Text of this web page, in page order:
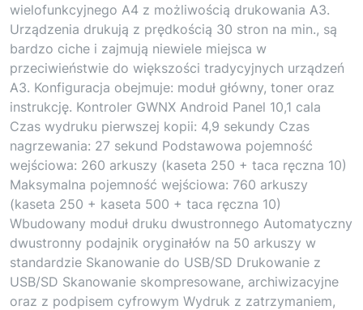
wielofunkcyjnego A4 z możliwością drukowania A3.
Urządzenia drukują z prędkością 30 stron na min., są
bardzo ciche i zajmują niewiele miejsca w
przeciwieństwie do większości tradycyjnych urządzeń
A3. Konfiguracja obejmuje: moduł główny, toner oraz
instrukcję. Kontroler GWNX Android Panel 10,1 cala
Czas wydruku pierwszej kopii: 4,9 sekundy Czas
nagrzewania: 27 sekund Podstawowa pojemność
wejściowa: 260 arkuszy (kaseta 250 + taca ręczna 10)
Maksymalna pojemność wejściowa: 760 arkuszy
(kaseta 250 + kaseta 500 + taca ręczna 10)
Wbudowany moduł druku dwustronnego Automatyczny
dwustronny podajnik oryginałów na 50 arkuszy w
standardzie Skanowanie do USB/SD Drukowanie z
USB/SD Skanowanie skompresowane, archiwizacyjne
oraz z podpisem cyfrowym Wydruk z zatrzymaniem,